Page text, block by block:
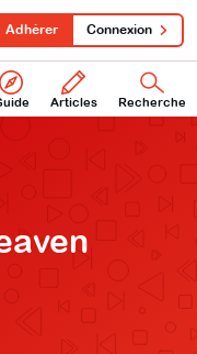
Articles Recherche
Adhérer Connexion